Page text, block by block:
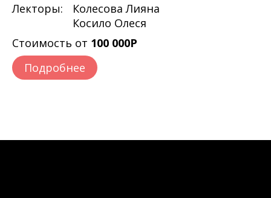
Лекторы:
Колесова Лияна
Косило Олеся
Стоимость от 100 000Р
Подробнее